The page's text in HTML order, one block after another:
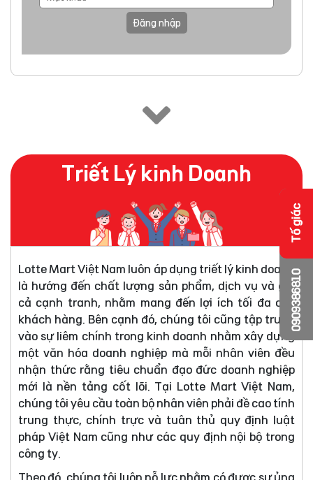
Đăng nhập
Triết Lý kinh Doanh
Lotte Mart Việt Nam luôn áp dụng triết lý kinh doanh
là hướng đến chất lượng sản phẩm, dịch vụ và giá
cả cạnh tranh, nhằm mang đến lợi ích tối đa cho
khách hàng. Bên cạnh đó, chúng tôi cũng tập trung
vào sự liêm chính trong kinh doanh nhằm xây dựng
một văn hóa doanh nghiệp mà mỗi nhân viên đều
nhận thức rằng tiêu chuẩn đạo đức doanh nghiệp
mới là nền tảng cốt lõi. Tại Lotte Mart Việt Nam,
chúng tôi yêu cầu toàn bộ nhân viên phải đề cao tính
trung thực, chính trực và tuân thủ quy định luật
pháp Việt Nam cũng như các quy định nội bộ trong
công ty.
Theo đó, chúng tôi luôn nỗ lực nhằm có được sự ủng
0909386810
Tố giác